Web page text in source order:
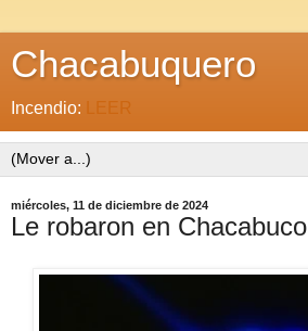
Chacabuquero
Incendio: LEER
miércoles, 11 de diciembre de 2024
Le robaron en Chacabuco